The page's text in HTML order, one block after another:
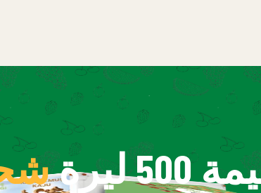
للمشتريات بقيمة 500 ليرة